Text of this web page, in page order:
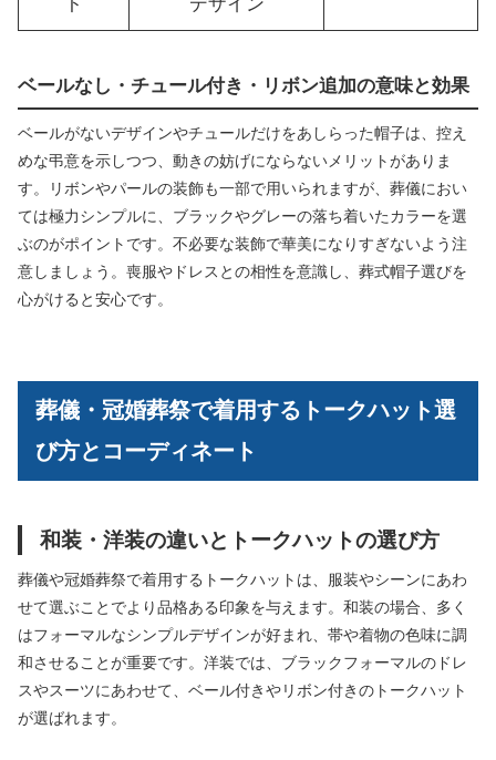
ト
デザイン
ベールなし・チュール付き・リボン追加の意味と効果
ベールがないデザインやチュールだけをあしらった帽子は、控え
めな弔意を示しつつ、動きの妨げにならないメリットがありま
す。リボンやパールの装飾も一部で用いられますが、葬儀におい
ては極力シンプルに、ブラックやグレーの落ち着いたカラーを選
ぶのがポイントです。不必要な装飾で華美になりすぎないよう注
意しましょう。喪服やドレスとの相性を意識し、葬式帽子選びを
心がけると安心です。
葬儀・冠婚葬祭で着用するトークハット選
び方とコーディネート
和装・洋装の違いとトークハットの選び方
葬儀や冠婚葬祭で着用するトークハットは、服装やシーンにあわ
せて選ぶことでより品格ある印象を与えます。和装の場合、多く
はフォーマルなシンプルデザインが好まれ、帯や着物の色味に調
和させることが重要です。洋装では、ブラックフォーマルのドレ
スやスーツにあわせて、ベール付きやリボン付きのトークハット
が選ばれます。